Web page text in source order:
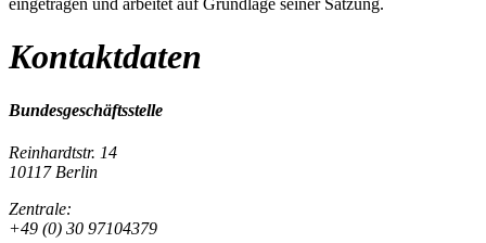
Kontaktdaten
Bundesgeschäftsstelle
Reinhardtstr. 14
10117 Berlin
Zentrale:
+49 (0) 30 97104379